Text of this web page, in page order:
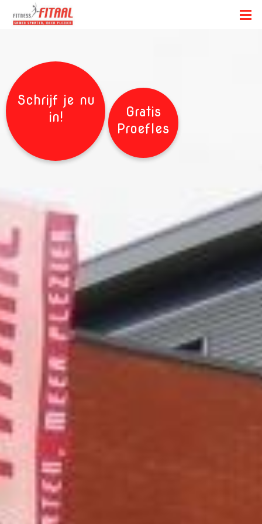
Schrijf je nu
in!
Gratis
Proefles